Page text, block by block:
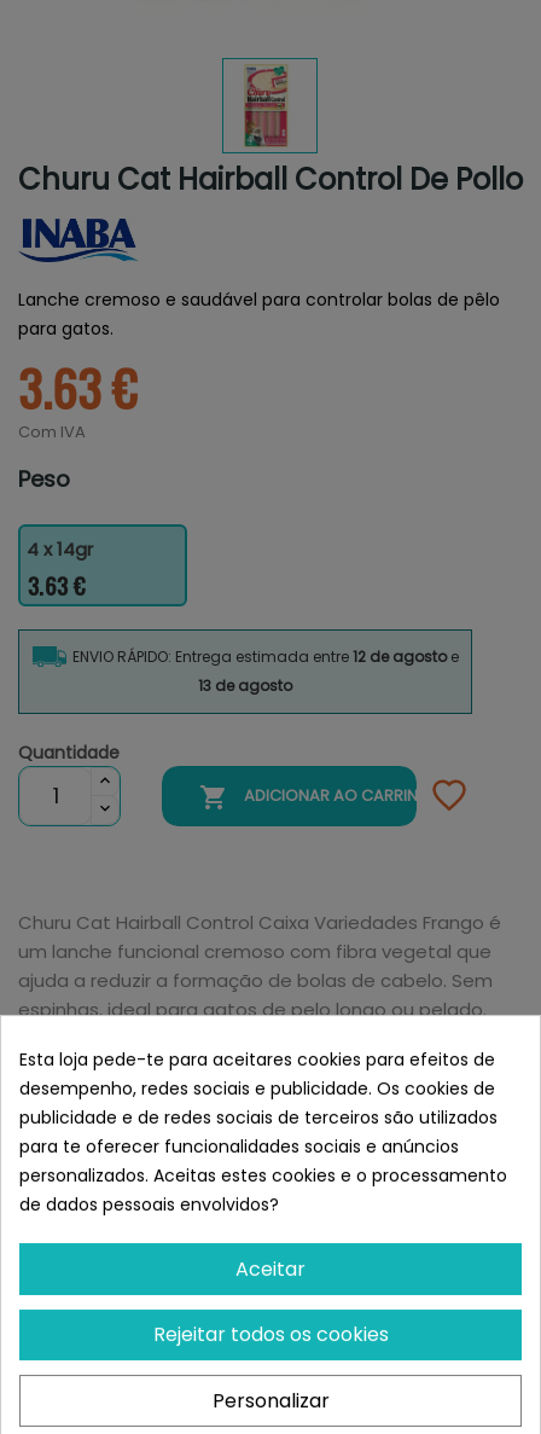
Churu Cat Hairball Control De Pollo
Lanche cremoso e saudável para controlar bolas de pêlo
para gatos.
3.63 €
Com IVA
Peso
4 x 14gr
3.63 €
ENVIO RÁPIDO: Entrega estimada entre12 de agostoe
13 de agosto
Quantidade
 ADICIONAR AO CARRINHO
Churu Cat Hairball Control Caixa Variedades Frango é
um lanche funcional cremoso com fibra vegetal que
ajuda a reduzir a formação de bolas de cabelo. Sem
espinhas, ideal para gatos de pelo longo ou pelado.
Control de Pollo
INABA
Churu Cat Fun Bites De
INABA
Churu Cat Meal Topper
Esta loja pede-te para aceitares cookies para efeitos de
desempenho, redes sociais e publicidade. Os cookies de
publicidade e de redes sociais de terceiros são utilizados
para te oferecer funcionalidades sociais e anúncios
personalizados. Aceitas estes cookies e o processamento
de dados pessoais envolvidos?
Aceitar
Rejeitar todos os cookies
Personalizar